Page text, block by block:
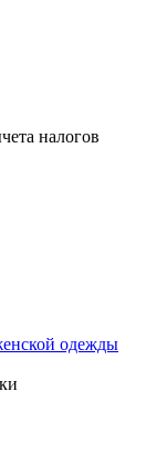
налогов
одежды